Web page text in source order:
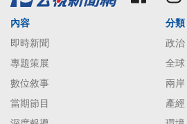
內容
即時新聞
專題策展
數位敘事
當期節目
分類
政治
全球
兩岸
產經